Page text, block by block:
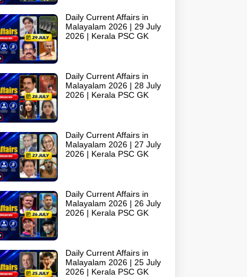
Daily Current Affairs in
Malayalam 2026 | 29 July
2026 | Kerala PSC GK
Daily Current Affairs in
Malayalam 2026 | 28 July
2026 | Kerala PSC GK
Daily Current Affairs in
Malayalam 2026 | 27 July
2026 | Kerala PSC GK
Daily Current Affairs in
Malayalam 2026 | 26 July
2026 | Kerala PSC GK
Daily Current Affairs in
Malayalam 2026 | 25 July
2026 | Kerala PSC GK